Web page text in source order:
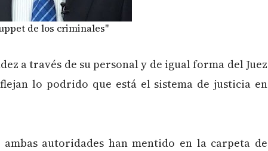
de los criminales"
a través de su personal y de igual forma del Juez
lo podrido que está el sistema de justicia en
autoridades han mentido en la carpeta de